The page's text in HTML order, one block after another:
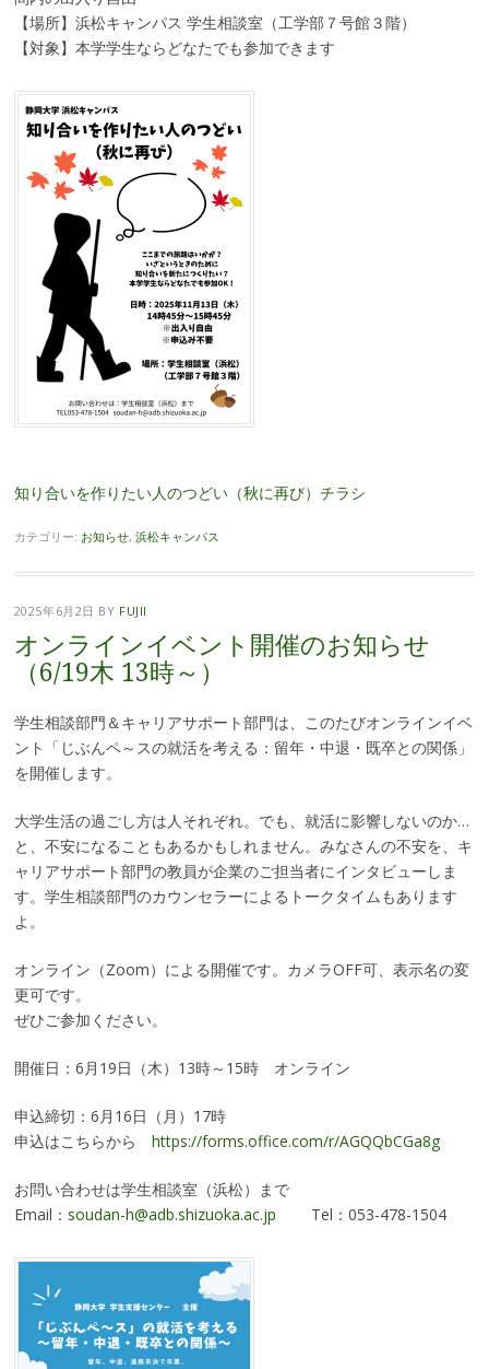
【場所】浜松キャンパス 学生相談室（工学部７号館３階）
【対象】本学学生ならどなたでも参加できます
知り合いを作りたい人のつどい（秋に再び）チラシ
カテゴリー: お知らせ, 浜松キャンパス
2025年6月2日 BY FUJII
オンラインイベント開催のお知らせ
（6/19木 13時～）
学生相談部門＆キャリアサポート部門は、このたびオンラインイベ
ント「じぶんペ～スの就活を考える：留年・中退・既卒との関係」
を開催します。
大学生活の過ごし方は人それぞれ。でも、就活に影響しないのか…
と、不安になることもあるかもしれません。みなさんの不安を、キ
ャリアサポート部門の教員が企業のご担当者にインタビューしま
す。学生相談部門のカウンセラーによるトークタイムもあります
よ。
オンライン（Zoom）による開催です。カメラOFF可、表示名の変
更可です。
ぜひご参加ください。
開催日：6月19日（木）13時～15時 オンライン
申込締切：6月16日（月）17時
申込はこちらから https://forms.office.com/r/AGQQbCGa8g
お問い合わせは学生相談室（浜松）まで
Email： soudan-h@adb.shizuoka.ac.jp Tel：053-478-1504